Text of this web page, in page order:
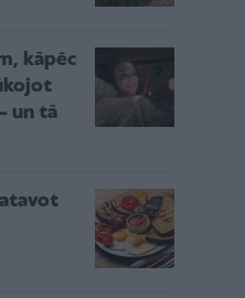
kāpēc
un tā